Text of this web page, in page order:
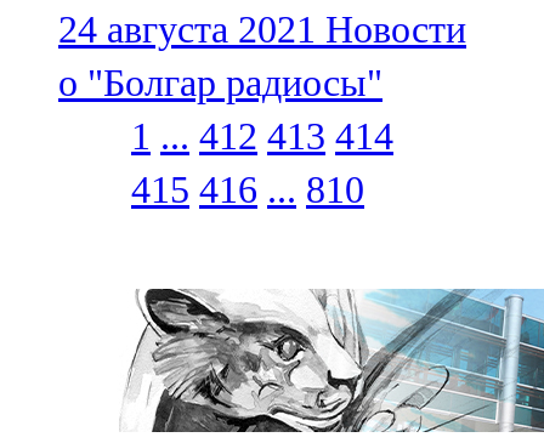
24 августа 2021 Новости
о "Болгар радиосы"
1 ... 412 413 414
415 416 ... 810